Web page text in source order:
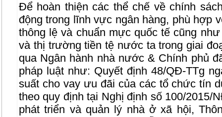
Để hoàn thiện các thể chế về chính
động trong lĩnh vực ngân hàng, phù hợp
thông lệ và chuẩn mực quốc tế cũng
và thị trường tiền tệ nước ta trong giai
qua Ngân hành nhà nước & Chính phủ
pháp luật như: Quyết định 48/QĐ-TTg
suất cho vay ưu đãi của các tổ chức tín
theo quy định tại Nghị định số 100/2015/
phát triển và quản lý nhà ở xã hội,